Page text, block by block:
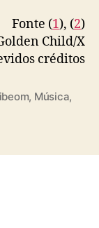
Fonte (1), (2)
Child/X
créditos
, Música,